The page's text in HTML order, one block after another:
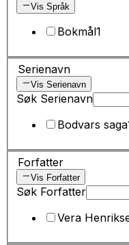
Vis Språk
Bokmål1
Serienavn
Vis Serienavn
Søk Serienavn
Bodvars saga
Forfatter
Vis Forfatter
Søk Forfatter
Vera